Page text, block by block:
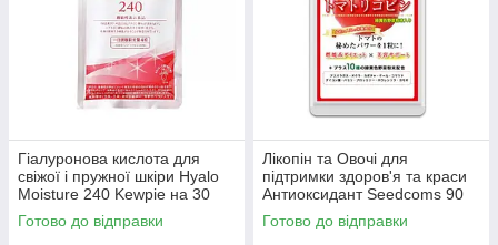
Гіалуронова кислота для
свіжої і пружної шкіри Hyalo
Moisture 240 Kewpie на 30
днів прийому
Готово до відправки
Лікопін та Овочі для
підтримки здоров'я та краси
Антиоксидант Seedcoms 90
капсул на 3 місяці прийому
Готово до відправки